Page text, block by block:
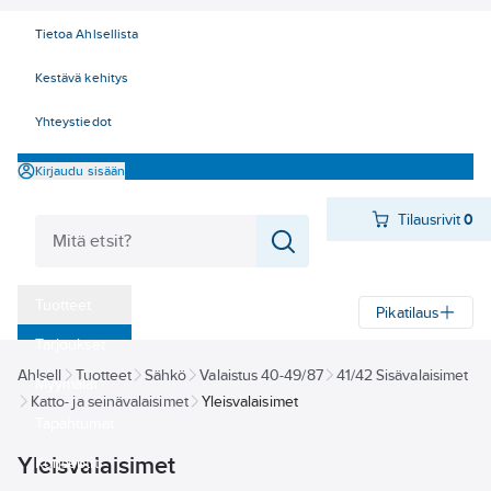
Tietoa Ahlsellista
Kestävä kehitys
Yhteystiedot
Kirjaudu sisään
Tilausrivit 0
‎Tarjoukset
Myymälät
Konseptit
Pikatilaus
Ahlsell Tuotteet Sähkö Valaistus 40-49/87
41/42 Sisävalaisimet
Katto- ja seinävalaisimet
Yleisvalaisimet
Yleisvalaisimet